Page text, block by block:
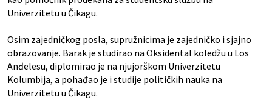
Univerzitetu u Čikagu.
Osim zajedničkog posla, supružnicima je zajedničko i sjajno
obrazovanje. Barak je studirao na Oksidental koledžu u Los
Anđelesu, diplomirao je na njujorškom Univerzitetu
Kolumbija, a pohađao je i studije političkih nauka na
Univerzitetu u Čikagu.